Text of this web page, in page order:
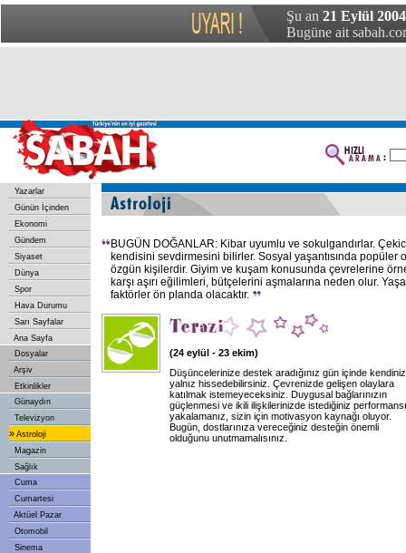
Şu an 21 Eylül 2004
Bugüne ait
Yazarlar
Günün İçinden
Ekonomi
Gündem
Siyaset
Dünya
Spor
Hava Durumu
Sarı Sayfalar
Ana Sayfa
Dosyalar
Arşiv
Etkinlikler
Günaydın
Televizyon
» Astroloji
Magazin
Sağlık
Cuma
Cumartesi
Aktüel Pazar
Otomobil
Sinema
BUGÜN DOĞANLAR: Kibar uyumlu ve sokulgandırlar.
kendisini sevdirmesini bilirler. Sosyal yaşantısında popüler
özgün kişilerdir. Giyim ve kuşam konusunda çevrelerine
karşı aşırı eğilimleri, bütçelerini aşmalarına neden olur.
faktörler ön planda olacaktır.
(24 eylül - 23 ekim)
Düşüncelerinize destek aradığınız gün içinde
yalnız hissedebilirsiniz. Çevrenizde gelişen olaylara
katılmak istemeyeceksiniz. Duygusal bağlarınızın
güçlenmesi ve ikili ilişkilerinizde istediğiniz performansı
yakalamanız, sizin için motivasyon kaynağı oluyor.
Bugün, dostlarınıza vereceğiniz desteğin önemli
olduğunu unutmamalısınız.